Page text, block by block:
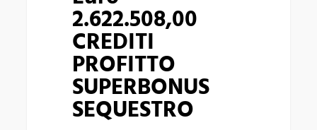
2.622.508,00
2.622.508,00
CREDITI
PROFITTO
SUPERBONUS
SEQUESTRO